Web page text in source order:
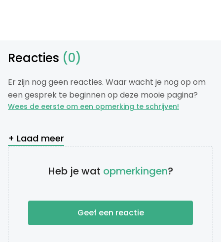
Reacties (0)
Er zijn nog geen reacties. Waar wacht je nog op om
een gesprek te beginnen op deze mooie pagina?
Wees de eerste om een opmerking te schrijven!
+ Laad meer
Heb je wat opmerkingen?
Geef een reactie